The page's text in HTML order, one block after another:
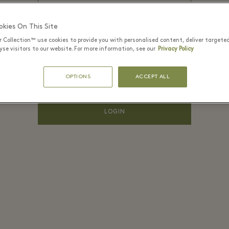
LOGIN
On This Site
Collection™ use cookies to provide you with personalised content, deliver
visitors to our website. For more information, see our Privacy Policy
OPTIONS ACCEPT ALL